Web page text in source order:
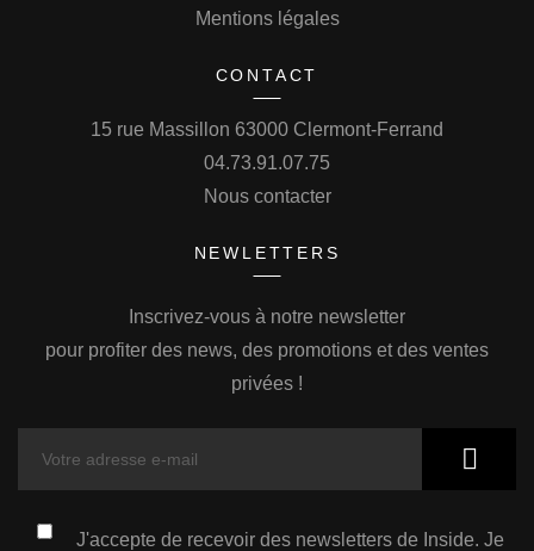
Mentions légales
CONTACT
15 rue Massillon 63000 Clermont-Ferrand
04.73.91.07.75
Nous contacter
NEWLETTERS
Inscrivez-vous à notre newsletter
pour profiter des news, des promotions et des ventes
privées !
J'accepte de recevoir des newsletters de Inside. Je